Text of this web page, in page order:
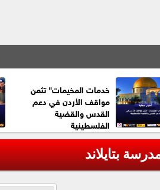
خدمات المخيمات" تثمن
مواقف الأردن في دعم
القدس والقضية
الفلسطينية